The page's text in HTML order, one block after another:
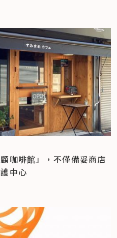
咖啡館」，不僅備妥商店
中心